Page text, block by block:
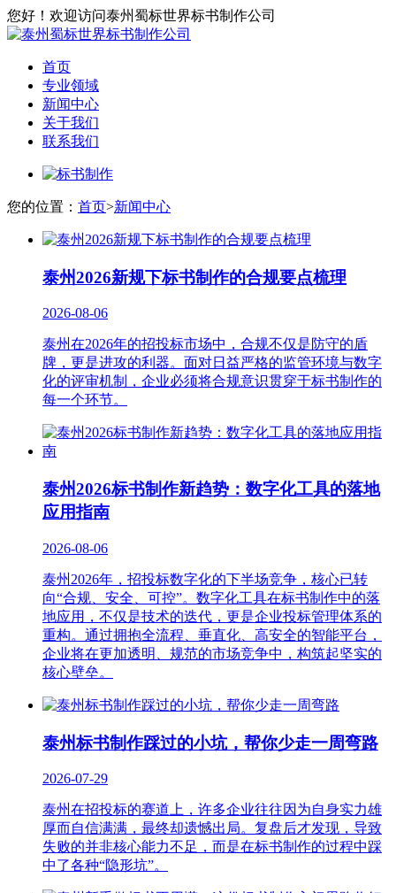
您好！欢迎访问泰州蜀标世界标书制作公司
首页
专业领域
新闻中心
关于我们
联系我们
您的位置： 首页>新闻中心
泰州2026新规下标书制作的合规要点梳理
2026-08-06
泰州在2026年的招投标市场中，合规不仅是防守的盾
牌，更是进攻的利器。面对日益严格的监管环境与数字
化的评审机制，企业必须将合规意识贯穿于标书制作的
每一个环节。
泰州2026标书制作新趋势：数字化工具的落地
应用指南
2026-08-06
泰州2026年，招投标数字化的下半场竞争，核心已转
向“合规、安全、可控”。数字化工具在标书制作中的落
地应用，不仅是技术的迭代，更是企业投标管理体系的
重构。通过拥抱全流程、垂直化、高安全的智能平台，
企业将在更加透明、规范的市场竞争中，构筑起坚实的
核心壁垒。
泰州标书制作踩过的小坑，帮你少走一周弯路
2026-07-29
泰州在招投标的赛道上，许多企业往往因为自身实力雄
厚而自信满满，最终却遗憾出局。复盘后才发现，导致
失败的并非核心能力不足，而是在标书制作的过程中踩
中了各种“隐形坑”。